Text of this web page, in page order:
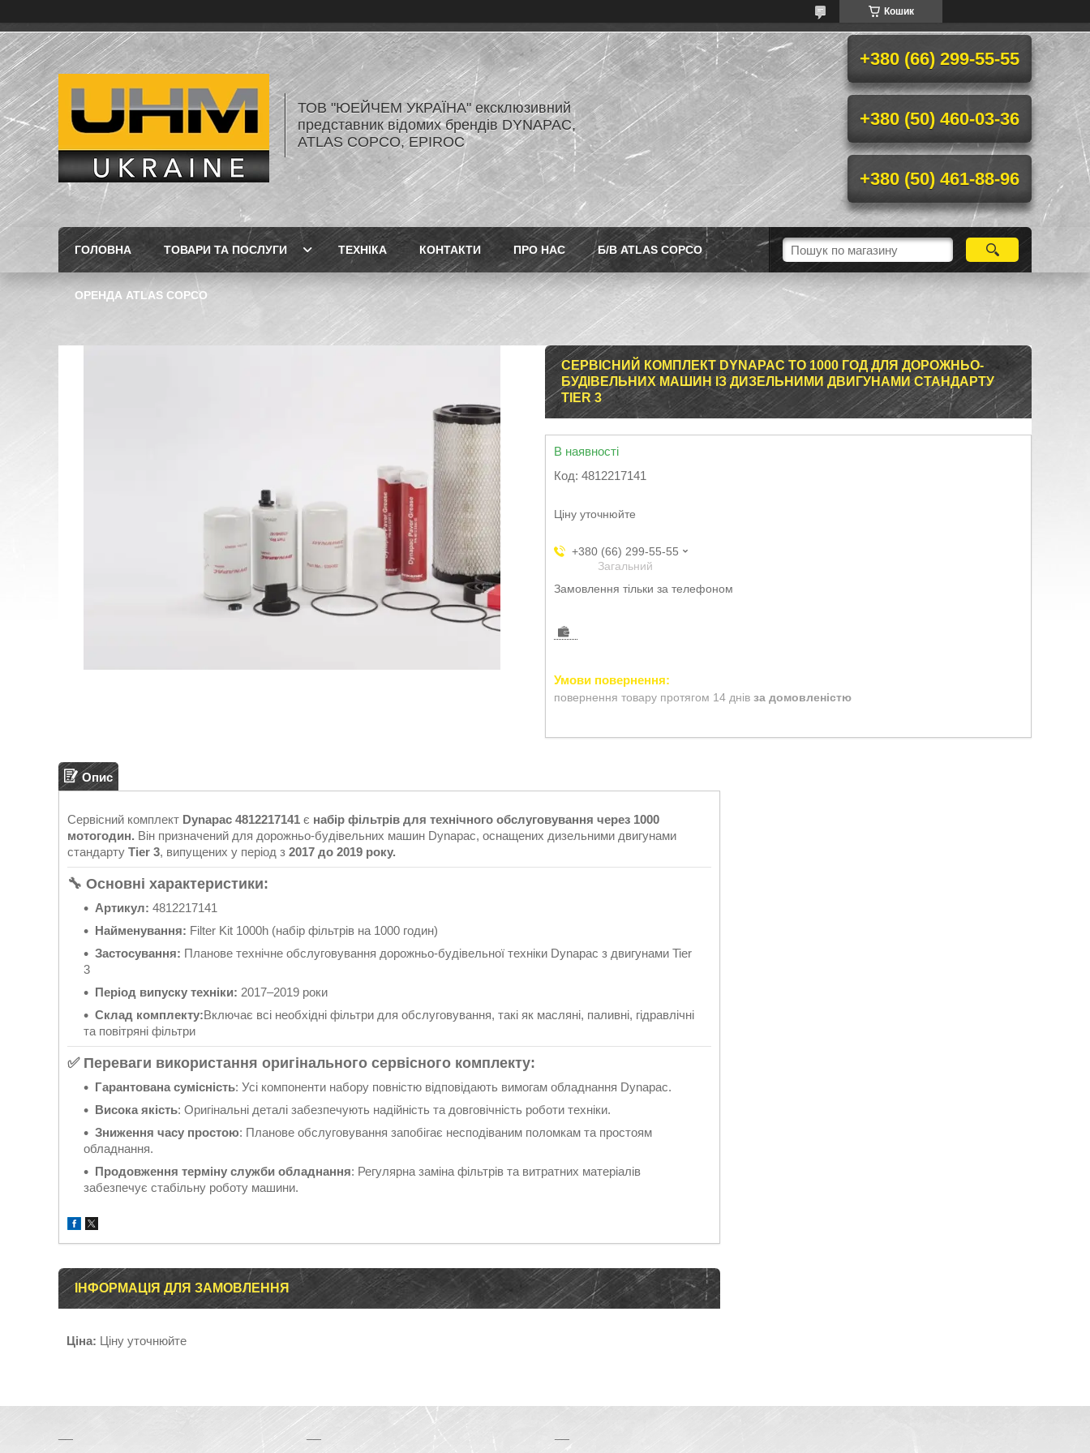
Кошик
ТОВ "ЮЕЙЧЕМ УКРАЇНА" ексклюзивний
представник відомих брендів DYNAPAC,
ATLAS COPCO, EPIROC
+380 (66) 299-55-55
+380 (50) 460-03-36
+380 (50) 461-88-96
ГОЛОВНА ТОВАРИ ТА ПОСЛУГИ ТЕХНІКА КОНТАКТИ ПРО НАС Б/В ATLAS COPCO
ОРЕНДА ATLAS COPCO
СЕРВІСНИЙ КОМПЛЕКТ DYNAPAC ТО 1000 ГОД ДЛЯ ДОРОЖНЬО-
БУДІВЕЛЬНИХ МАШИН ІЗ ДИЗЕЛЬНИМИ ДВИГУНАМИ СТАНДАРТУ
TIER 3
В наявності
Код: 4812217141
Ціну уточнюйте
+380 (66) 299-55-55
Загальний
Замовлення тільки за телефоном
повернення товару протягом 14 днів за домовленістю
Опис
Сервісний комплект Dynapac 4812217141 є набір фільтрів для технічного обслуговування через 1000
мотогодин. Він призначений для дорожньо-будівельних машин Dynapac, оснащених дизельними двигунами
стандарту Tier 3, випущених у період з 2017 до 2019 року.
🔧 Основні характеристики:
Артикул: 4812217141
Найменування: Filter Kit 1000h (набір фільтрів на 1000 годин)
Застосування: Планове технічне обслуговування дорожньо-будівельної техніки Dynapac з двигунами Tier
3
Період випуску техніки: 2017–2019 роки
Склад комплекту:Включає всі необхідні фільтри для обслуговування, такі як масляні, паливні, гідравлічні
та повітряні фільтри
✅ Переваги використання оригінального сервісного комплекту:
Гарантована сумісність: Усі компоненти набору повністю відповідають вимогам обладнання Dynapac.
Висока якість: Оригінальні деталі забезпечують надійність та довговічність роботи техніки.
Зниження часу простою: Планове обслуговування запобігає несподіваним поломкам та простоям
обладнання.
Продовження терміну служби обладнання: Регулярна заміна фільтрів та витратних матеріалів
забезпечує стабільну роботу машини.
ІНФОРМАЦІЯ ДЛЯ ЗАМОВЛЕННЯ
Ціна: Ціну уточнюйте